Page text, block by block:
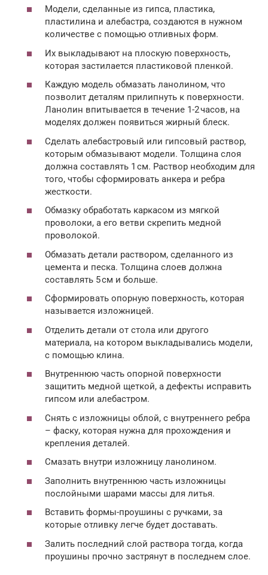
Модели, сделанные из гипса, пластика,
пластилина и алебастра, создаются в нужном
количестве с помощью отливных форм.
Их выкладывают на плоскую поверхность,
которая застилается пластиковой пленкой.
Каждую модель обмазать ланолином, что
позволит деталям прилипнуть к поверхности.
Ланолин впитывается в течение 1-2 часов, на
моделях должен появиться жирный блеск.
Сделать алебастровый или гипсовый раствор,
которым обмазывают модели. Толщина слоя
должна составлять 1 см. Раствор необходим для
того, чтобы сформировать анкера и ребра
жесткости.
Обмазку обработать каркасом из мягкой
проволоки, а его ветви скрепить медной
проволокой.
Обмазать детали раствором, сделанного из
цемента и песка. Толщина слоев должна
составлять 5 см и больше.
Сформировать опорную поверхность, которая
называется изложницей.
Отделить детали от стола или другого
материала, на котором выкладывались модели,
с помощью клина.
Внутреннюю часть опорной поверхности
защитить медной щеткой, а дефекты исправить
гипсом или алебастром.
Снять с изложницы облой, с внутреннего ребра
– фаску, которая нужна для прохождения и
крепления деталей.
Смазать внутри изложницу ланолином.
Заполнить внутреннюю часть изложницы
послойными шарами массы для литья.
Вставить формы-проушины с ручками, за
которые отливку легче будет доставать.
Залить последний слой раствора тогда, когда
проушины прочно застрянут в последнем слое.